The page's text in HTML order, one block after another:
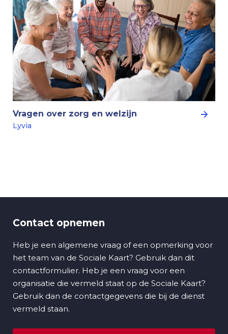
Vragen over zorg en welzijn
Lyvia
Contact opnemen
Heb je een algemene vraag of een opmerking voor
het team van de Sociale Kaart? Gebruik dan dit
contactformulier. Heb je een vraag voor een
organisatie die vermeld staat op de Sociale Kaart?
Gebruik dan de contactgegevens die bij de dienst
vermeld staan.